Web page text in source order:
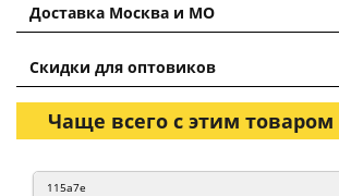
Доставка Москва и МО
Скидки для оптовиков
Чаще всего с этим
115a7e